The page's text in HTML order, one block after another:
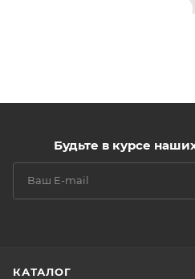
Будьте в курсе
КАТАЛОГ